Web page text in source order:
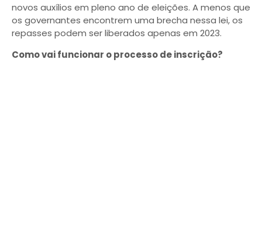
novos auxílios em pleno ano de eleições. A menos que
os governantes encontrem uma brecha nessa lei, os
repasses podem ser liberados apenas em 2023.
Como vai funcionar o processo de inscrição?